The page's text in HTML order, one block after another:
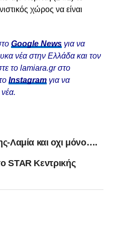
χώρος να είναι
Google Newsγια να
νέα στην Ελλάδα και τον
το lamiara.gr στο
Instagram για να
Λαμία και οχι μόνο….
STAR Kεντρικής